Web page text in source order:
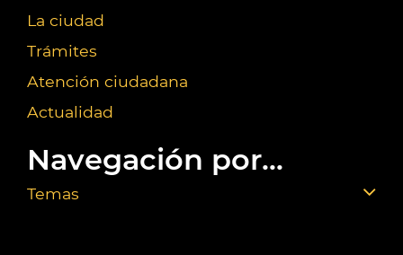
La ciudad
Trámites
Atención ciudadana
Actualidad
Navegación por...
Temas